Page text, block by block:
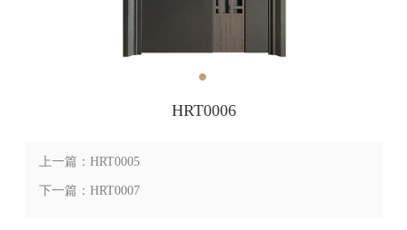
HRT0006
上一篇：HRT0005
下一篇：HRT0007